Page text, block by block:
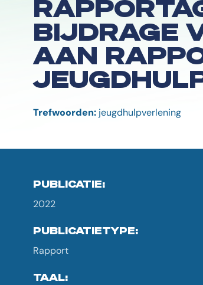
BIJDRAGE
AAN
Trefwoorden: jeugdhulpverlening
PUBLICATIE:
2022
PUBLICATIETYPE:
Rapport
TAAL: